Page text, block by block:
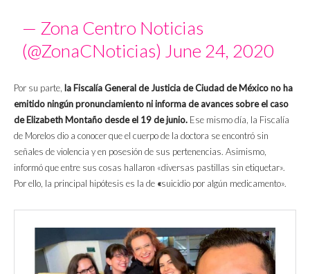
— Zona Centro Noticias
(@ZonaCNoticias) June 24, 2020
Por su parte, la Fiscalía General de Justicia de Ciudad de México no ha
emitido ningún pronunciamiento ni informa de avances sobre el caso
de Elizabeth Montaño desde el 19 de junio. Ese mismo día, la Fiscalía
de Morelos dio a conocer que el cuerpo de la doctora se encontró sin
señales de violencia y en posesión de sus pertenencias. Asimismo,
informó que entre sus cosas hallaron «diversas pastillas sin etiquetar».
Por ello, la principal hipótesis es la de «suicidio por algún medicamento».